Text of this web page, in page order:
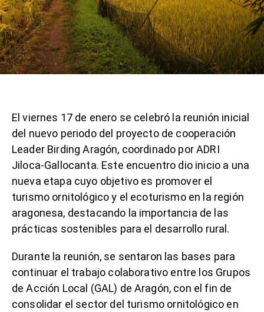
El viernes 17 de enero se celebró la reunión inicial
del nuevo periodo del proyecto de cooperación
Leader Birding Aragón, coordinado por ADRI
Jiloca-Gallocanta. Este encuentro dio inicio a una
nueva etapa cuyo objetivo es promover el
turismo ornitológico y el ecoturismo en la región
aragonesa, destacando la importancia de las
prácticas sostenibles para el desarrollo rural.
Durante la reunión, se sentaron las bases para
continuar el trabajo colaborativo entre los Grupos
de Acción Local (GAL) de Aragón, con el fin de
consolidar el sector del turismo ornitológico en